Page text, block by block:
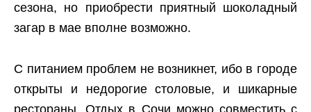
сезона, но приобрести приятный шоколадный
загар в мае вполне возможно.
С питанием проблем не возникнет, ибо в городе
открыты и недорогие столовые, и шикарные
рестораны. Отдых в Сочи можно совместить с